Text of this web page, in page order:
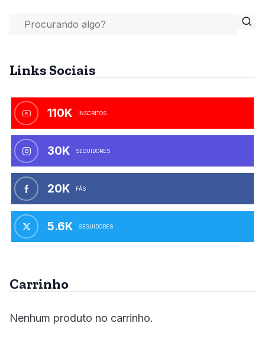
Links Sociais
110K INSCRITOS
30K SEGUIDORES
20K FÃS
5.6K SEGUIDORES
Carrinho
Nenhum produto no carrinho.